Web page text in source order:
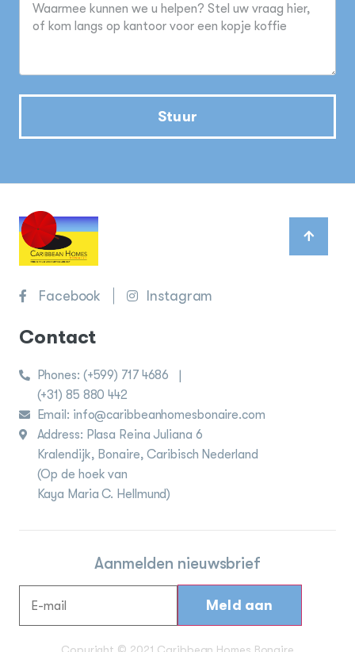
Stuur
Facebook Instagram
Contact
Phones: (+599) 717 4686
|
(+31) 85 880 442
Email: info@caribbeanhomesbonaire.com
Address: Plasa Reina Juliana 6
Kralendijk, Bonaire, Caribisch Nederland
(Op de hoek van
Kaya Maria C. Hellmund)
Aanmelden nieuwsbrief